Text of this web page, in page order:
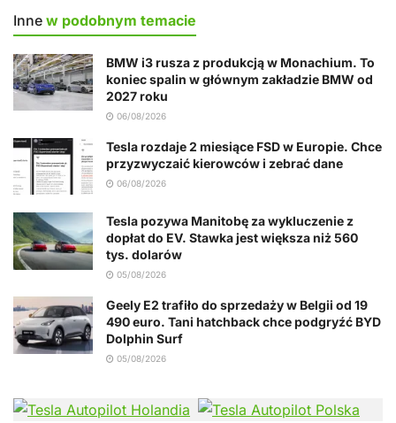
Inne w podobnym temacie
BMW i3 rusza z produkcją w Monachium. To
koniec spalin w głównym zakładzie BMW od
2027 roku
06/08/2026
Tesla rozdaje 2 miesiące FSD w Europie. Chce
przyzwyczaić kierowców i zebrać dane
06/08/2026
Tesla pozywa Manitobę za wykluczenie z
dopłat do EV. Stawka jest większa niż 560
tys. dolarów
05/08/2026
Geely E2 trafiło do sprzedaży w Belgii od 19
490 euro. Tani hatchback chce podgryźć BYD
Dolphin Surf
05/08/2026